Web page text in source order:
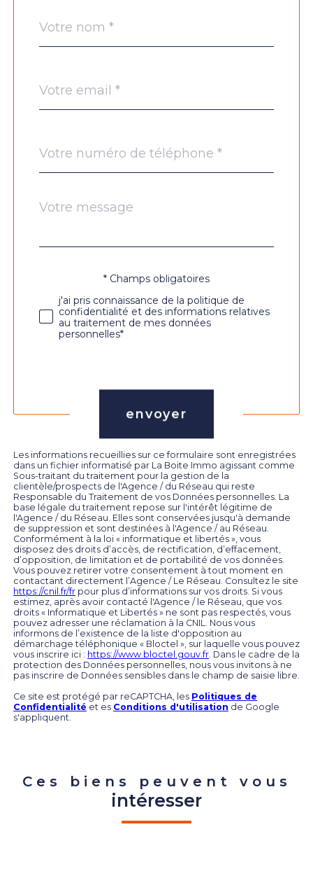
par
*
*
*
Fieldset
défaut
Message
*
Validation* Champs obligatoires
j'ai pris connaissance de la politique de
confidentialité et des informations relatives
au traitement de mes données
personnelles*
envoyer
Les informations recueillies sur ce formulaire sont enregistrées
dans un fichier informatisé par La Boite Immo agissant comme
Sous-traitant du traitement pour la gestion de la
clientèle/prospects de l'Agence / du Réseau qui reste
Responsable du Traitement de vos Données personnelles. La
base légale du traitement repose sur l'intérêt légitime de
l'Agence / du Réseau. Elles sont conservées jusqu'à demande
de suppression et sont destinées à l'Agence / au Réseau.
Conformément à la loi « informatique et libertés », vous
disposez des droits d’accès, de rectification, d’effacement,
d’opposition, de limitation et de portabilité de vos données.
Vous pouvez retirer votre consentement à tout moment en
contactant directement l’Agence / Le Réseau. Consultez le site
https://cnil.fr/fr pour plus d’informations sur vos droits. Si vous
estimez, après avoir contacté l'Agence / le Réseau, que vos
droits « Informatique et Libertés » ne sont pas respectés, vous
pouvez adresser une réclamation à la CNIL. Nous vous
informons de l’existence de la liste d'opposition au
démarchage téléphonique « Bloctel », sur laquelle vous pouvez
vous inscrire ici : https://www.bloctel.gouv.fr . Dans le cadre de la
protection des Données personnelles, nous vous invitons à ne
pas inscrire de Données sensibles dans le champ de saisie libre.
Ce site est protégé par reCAPTCHA, les Politiques de
Confidentialité et es Conditions d'utilisation de Google
s'appliquent.
Ces biens peuvent vous
intéresser